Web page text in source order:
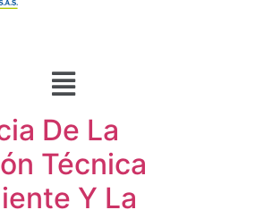
De La
Técnica
Y La